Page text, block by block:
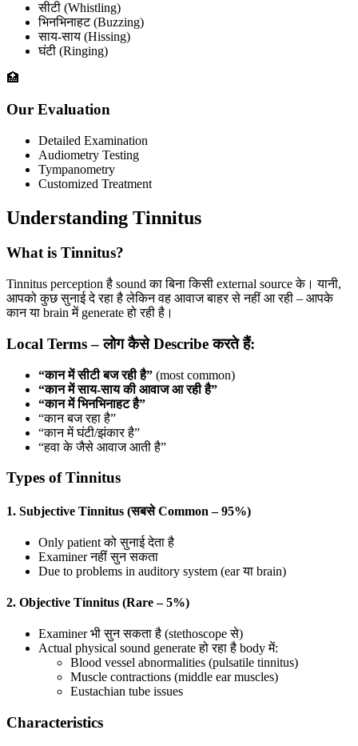
सीटी (Whistling)
भिनभिनाहट (Buzzing)
साय-साय (Hissing)
घंटी (Ringing)
🏥
Our Evaluation
Detailed Examination
Audiometry Testing
Tympanometry
Customized Treatment
Understanding Tinnitus
What is Tinnitus?
Tinnitus perception है sound का बिना किसी external source के। यानी,
आपको कुछ सुनाई दे रहा है लेकिन वह आवाज बाहर से नहीं आ रही – आपके
कान या brain में generate हो रही है।
Local Terms – लोग कैसे Describe करते हैं:
“कान में सीटी बज रही है” (most common)
“कान में साय-साय की आवाज आ रही है”
“कान में भिनभिनाहट है”
“कान बज रहा है”
“कान में घंटी/झंकार है”
“हवा के जैसे आवाज आती है”
Types of Tinnitus
1. Subjective Tinnitus (सबसे Common – 95%)
Only patient को सुनाई देता है
Examiner नहीं सुन सकता
Due to problems in auditory system (ear या brain)
2. Objective Tinnitus (Rare – 5%)
Examiner भी सुन सकता है (stethoscope से)
Actual physical sound generate हो रहा है body में:
Blood vessel abnormalities (pulsatile tinnitus)
Muscle contractions (middle ear muscles)
Eustachian tube issues
Characteristics